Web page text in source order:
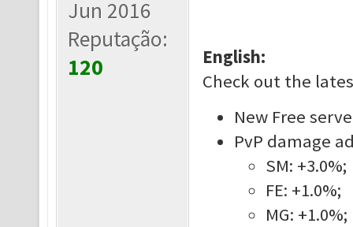
Jun 2016
Reputação:
120
English:
Check out the
New Free
PvP damage
SM: +3.0%;
FE: +1.0%;
MG: +1.0%;